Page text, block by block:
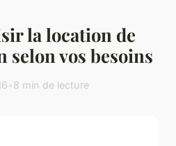
la location de
selon vos besoins
•8 min de lecture